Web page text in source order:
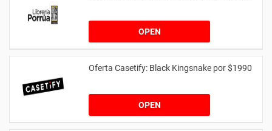
OPEN
Oferta Casetify: Black Kingsnake por $1990
OPEN